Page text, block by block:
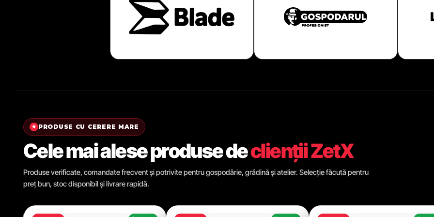
★ PRODUSE CU CERERE MARE
Cele mai alese produse declienții ZetX
Produse verificate, comandate frecvent și potrivite pentru gospodărie, grădină și atelier. Selecție făcută pentru
preț bun, stoc disponibil și livrare rapidă.